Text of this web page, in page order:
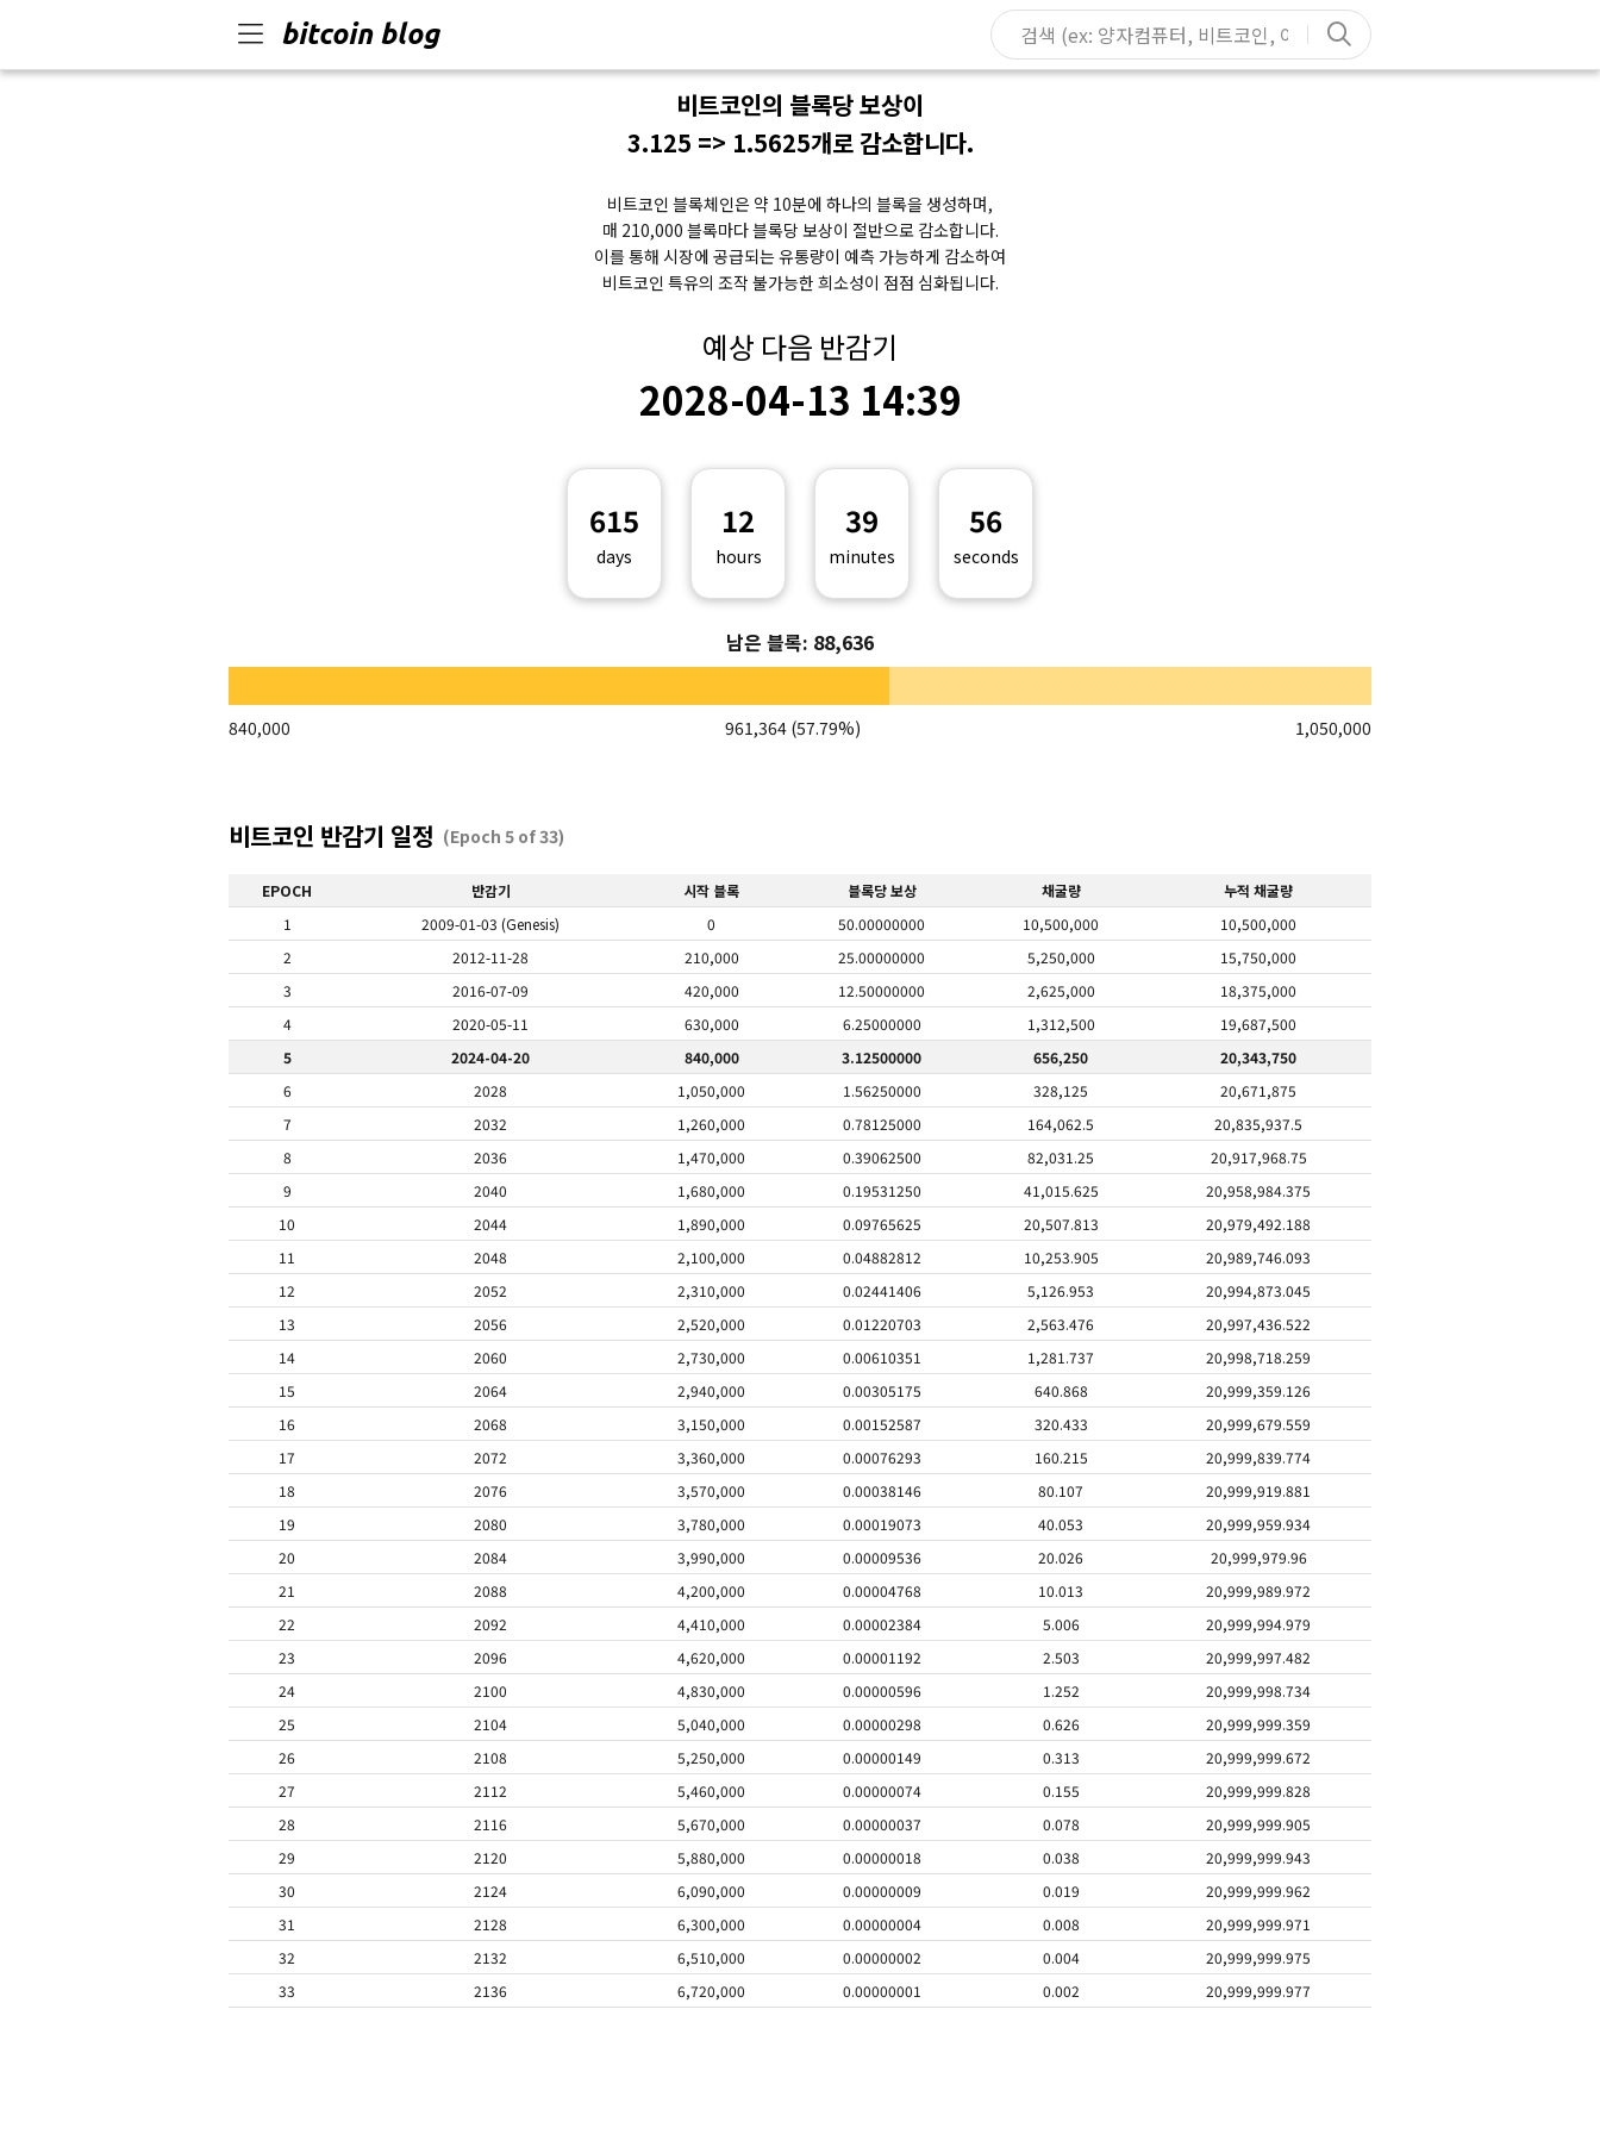
bitcoin blog
#해시함수
#UTXO
#니모닉
#하드포크
#탈중앙화
비트코인의 블록당 보상이
3.125 => 1.5625개로 감소합니다.
비트코인 블록체인은 약 10분에 하나의 블록을 생성하며,
매 210,000 블록마다 블록당 보상이 절반으로 감소합니다.
이를 통해 시장에 공급되는 유통량이 예측 가능하게 감소하여
비트코인 특유의 조작 불가능한 희소성이 점점 심화됩니다.
예상 다음 반감기
2028-04-13 14:39
615
days
12
hours
39
minutes
56
seconds
남은 블록: 88,636
840,000 961,364 (57.79%) 1,050,000
비트코인 반감기 일정 (Epoch 5 of 33)
EPOCH 반감기 시작 블록 블록당 보상 채굴량
누적 채굴량
1
2009-01-03 (Genesis) 0 50.00000000 10,500,000
10,500,000
2
2012-11-28 210,000 25.00000000 5,250,000
15,750,000
3
2016-07-09 420,000 12.50000000 2,625,000
18,375,000
4
2020-05-11 630,000 6.25000000 1,312,500
19,687,500
5
2024-04-20 840,000 3.12500000 656,250
20,343,750
6
2028 1,050,000 1.56250000 328,125
20,671,875
7
2032 1,260,000 0.78125000 164,062.5
20,835,937.5
8
2036 1,470,000 0.39062500 82,031.25
20,917,968.75
9
2040 1,680,000 0.19531250 41,015.625
20,958,984.375
10
2044 1,890,000 0.09765625 20,507.813
20,979,492.188
11
2048 2,100,000 0.04882812 10,253.905
20,989,746.093
12
2052 2,310,000 0.02441406 5,126.953
20,994,873.045
13
2056 2,520,000 0.01220703 2,563.476
20,997,436.522
14
2060 2,730,000 0.00610351 1,281.737
20,998,718.259
15
2064 2,940,000 0.00305175 640.868
20,999,359.126
16
2068 3,150,000 0.00152587 320.433
20,999,679.559
17
2072 3,360,000 0.00076293 160.215
20,999,839.774
18
2076 3,570,000 0.00038146 80.107
20,999,919.881
19
2080 3,780,000 0.00019073 40.053
20,999,959.934
20
2084 3,990,000 0.00009536 20.026
20,999,979.96
21
2088 4,200,000 0.00004768 10.013
20,999,989.972
22
2092 4,410,000 0.00002384 5.006
20,999,994.979
23
2096 4,620,000 0.00001192 2.503
20,999,997.482
24
2100 4,830,000 0.00000596 1.252
20,999,998.734
25
2104 5,040,000 0.00000298 0.626
20,999,999.359
26
2108 5,250,000 0.00000149 0.313
20,999,999.672
27
2112 5,460,000 0.00000074 0.155
20,999,999.828
28
2116 5,670,000 0.00000037 0.078
20,999,999.905
29
2120 5,880,000 0.00000018 0.038
20,999,999.943
30
2124 6,090,000 0.00000009 0.019
20,999,999.962
31
2128 6,300,000 0.00000004 0.008
20,999,999.971
32
2132 6,510,000 0.00000002 0.004
20,999,999.975
33
2136 6,720,000 0.00000001 0.002 20,999,999.977